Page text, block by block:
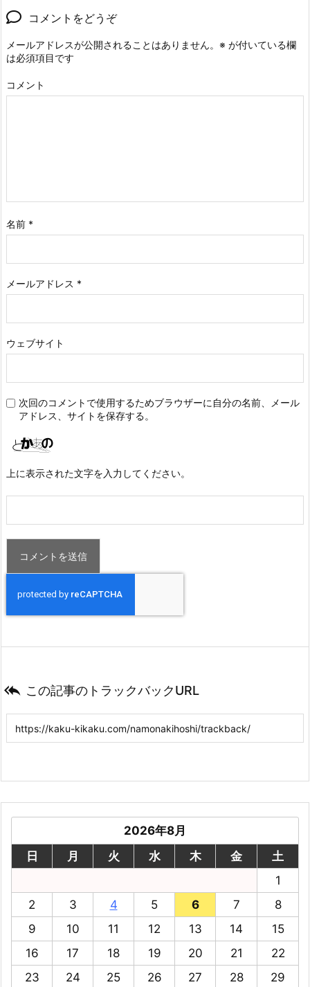
コメントをどうぞ
メールアドレスが公開されることはありません。 ※ が付いている欄
は必須項目です
コメント
名前 *
メールアドレス *
ウェブサイト
次回のコメントで使用するためブラウザーに自分の名前、メール
アドレス、サイトを保存する。
上に表示された文字を入力してください。
 この記事のトラックバックURL
2026年8月
日
月 火 水 木 金
土
1
2
3 4 5 6 7
8
9
10 11 12 13 14
15
16
17 18 19 20 21
22
23
24 25 26 27 28
29